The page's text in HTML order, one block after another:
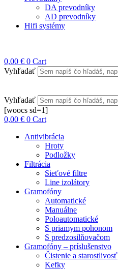
DA prevodníky
AD prevodníky
Hifi systémy
0,00 € 0 Cart
Vyhľadať
Vyhľadať
[woocs sd=1]
0,00 € 0 Cart
Antivibrácia
Hroty
Podložky
Filtrácia
Sieťové filtre
Line izolátory
Gramofóny
Automatické
Manuálne
Poloautomatické
S priamym pohonom
S predzosilňovačom
Gramofóny – príslušenstvo
Čistenie a starostlivosť
Kefky